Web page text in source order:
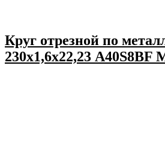
Круг отрезной по
230х1,6х22,23 A40S8BF